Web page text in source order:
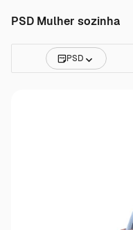
PSD Mulher sozinha
PSD